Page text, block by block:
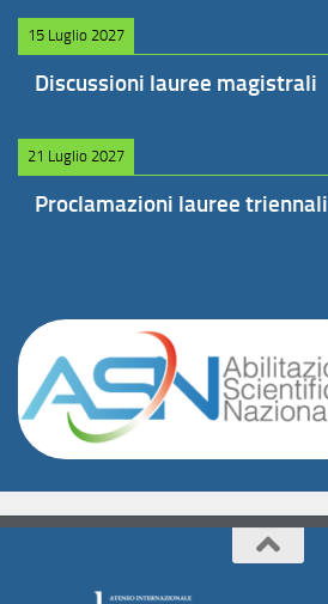
15 Luglio 2027
Discussioni lauree magistrali
21 Luglio 2027
Proclamazioni lauree triennali